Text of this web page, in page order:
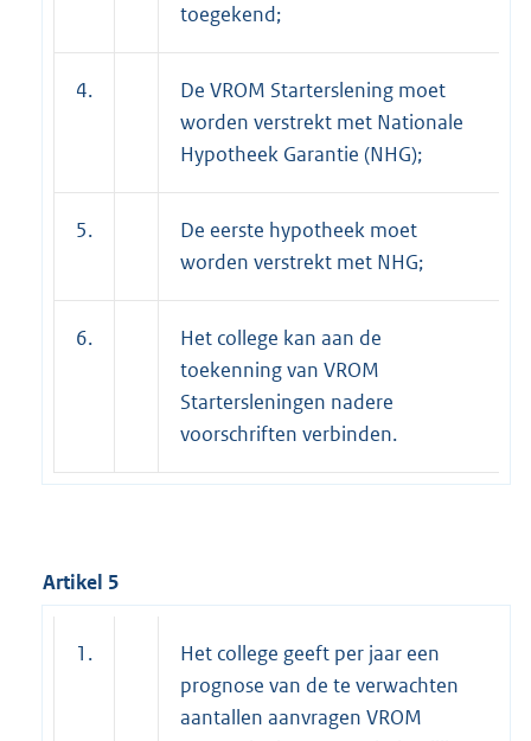
toegekend;
4.
De VROM Starterslening moet
worden verstrekt met Nationale
Hypotheek Garantie (NHG);
5.
De eerste hypotheek moet
worden verstrekt met NHG;
6.
Het college kan aan de
toekenning van VROM
Startersleningen nadere
voorschriften verbinden.
Artikel 5
1.
Het college geeft per jaar een
prognose van de te verwachten
aantallen aanvragen VROM